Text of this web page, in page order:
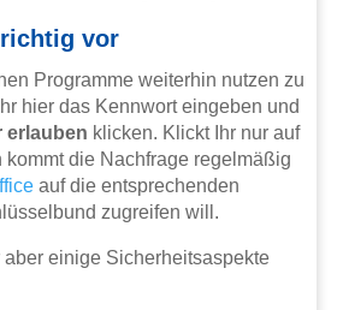
vor
Programme weiterhin nutzen zu
hier das Kennwort eingeben und
erlauben klicken. Klickt Ihr nur auf
kommt die Nachfrage regelmäßig
auf die entsprechenden
zugreifen will.
aber einige Sicherheitsaspekte